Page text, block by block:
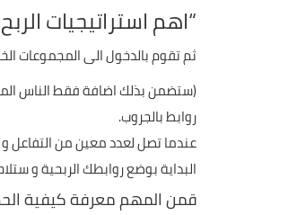
“اهم استراتيجيات الربح
ثم تقوم بالدخول الى المجموعات
(ستضمن بذلك اضافة فقط الناس
روابط بالجروب.
البداية بوضع روابطك الربحية و
قمن المهم معرفة كيفية